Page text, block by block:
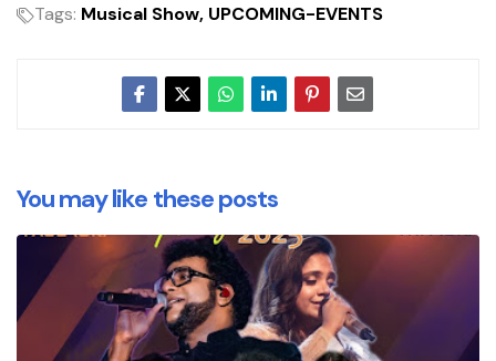
Tags: Musical Show UPCOMING-EVENTS
You may like these posts